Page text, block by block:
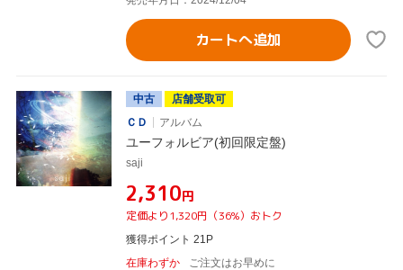
カートへ追加
中古
店舗受取可
ＣＤ
アルバム
ユーフォルビア(初回限定盤)
saji
¥2,310円
定価より1,320円（36%）おトク
獲得ポイント 21P
在庫わずか
ご注文はお早めに